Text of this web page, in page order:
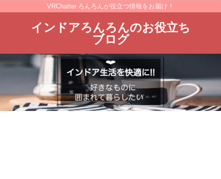
VRChatter ろんろんが役立つ情報をお届け！
インドアろんろんのお役立ち
ブログ